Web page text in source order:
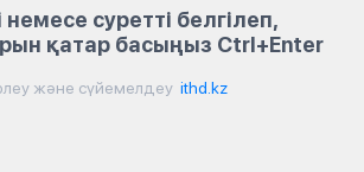
немесе суретті белгілеп,
қатар басыңыз Ctrl+Enter
және сүйемелдеу ithd.kz